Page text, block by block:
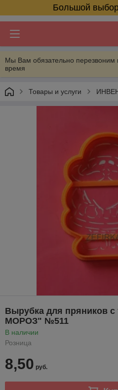
Большой
Мы Вам обязательно
время
Товары и услуги
Вырубка для пряников
МОРОЗ" №511
В наличии
Розница
8,50 руб.